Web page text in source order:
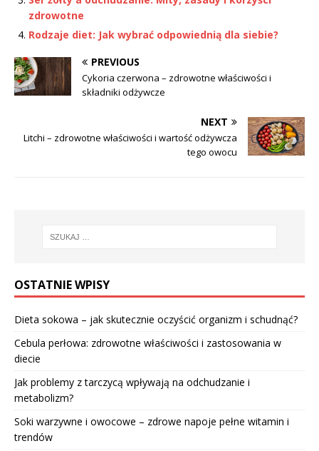
zdrowotne
Rodzaje diet: Jak wybrać odpowiednią dla siebie?
PREVIOUS
Cykoria czerwona – zdrowotne właściwości i
składniki odżywcze
NEXT
Litchi – zdrowotne właściwości i wartość odżywcza
tego owocu
OSTATNIE WPISY
Dieta sokowa – jak skutecznie oczyścić organizm i schudnąć?
Cebula perłowa: zdrowotne właściwości i zastosowania w
diecie
Jak problemy z tarczycą wpływają na odchudzanie i
metabolizm?
Soki warzywne i owocowe – zdrowe napoje pełne witamin i
trendów